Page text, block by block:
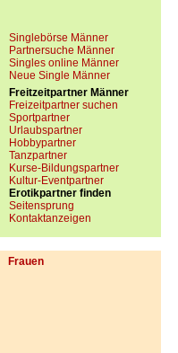
Singlebörse Männer
Partnersuche Männer
Singles online Männer
Neue Single Männer
Freitzeitpartner Männer
Freizeitpartner suchen
Sportpartner
Urlaubspartner
Hobbypartner
Tanzpartner
Kurse-Bildungspartner
Kultur-Eventpartner
Erotikpartner finden
Seitensprung
Kontaktanzeigen
Frauen